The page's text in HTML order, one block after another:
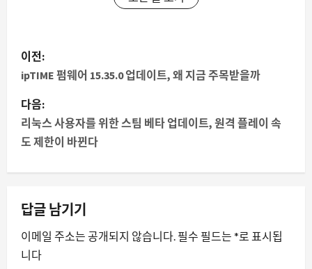
게
시
물
내
비
게
이
션
이전:
ipTIME 펌웨어 15.35.0 업데이트, 왜 지금 주목받을까
다음:
리눅스 사용자를 위한 스팀 베타 업데이트, 원격 플레이 속
도 제한이 바뀐다
답글 남기기
이메일 주소는 공개되지 않습니다. 필수 필드는 *로 표시됩
니다